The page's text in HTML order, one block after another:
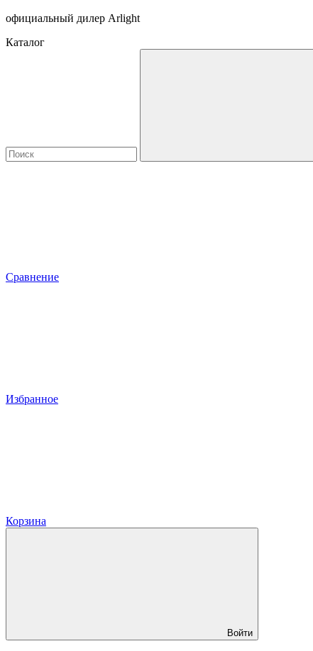
официальный дилер Arlight
Каталог
Сравнение
Избранное
Корзина
Войти